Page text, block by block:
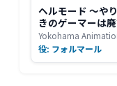
ヘルモード ～や
きのゲーマーは
異世界で無双する
Season
Yokohama
役: フォルマール